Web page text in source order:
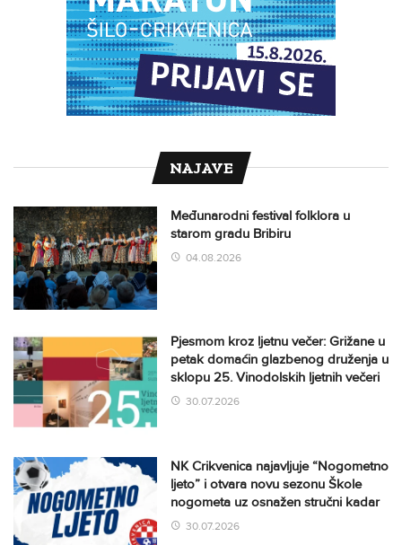
NAJAVE
Međunarodni festival folklora u
starom gradu Bribiru
04.08.2026
Pjesmom kroz ljetnu večer: Grižane u
petak domaćin glazbenog druženja u
sklopu 25. Vinodolskih ljetnih večeri
30.07.2026
NK Crikvenica najavljuje “Nogometno
ljeto” i otvara novu sezonu Škole
nogometa uz osnažen stručni kadar
30.07.2026